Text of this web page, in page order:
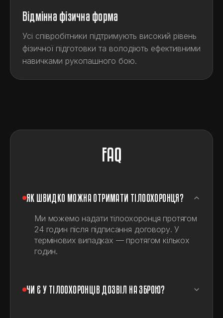
Відмінна фізична форма
Усі співробітники підтримують високий рівень
фізичної підготовки та володіють ефективними
навичками рукопашного бою.
FAQ
ЯК ШВИДКО МОЖНА ОТРИМАТИ ТІЛООХОРОНЦЯ?
Ми можемо надати тілоохоронця протягом
24 годин після підписання договору. У
термінових випадках — протягом кількох
годин.
ЧИ Є У ТІЛООХОРОНЦІВ ДОЗВІЛ НА ЗБРОЮ?